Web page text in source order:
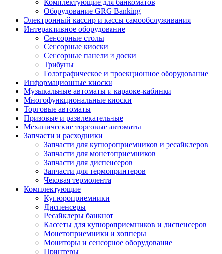
Комплектующие для банкоматов
Оборудование GRG Banking
Электронный кассир и кассы самообслуживания
Интерактивное оборудование
Сенсорные столы
Сенсорные киоски
Сенсорные панели и доски
Трибуны
Голографическое и проекционное оборудование
Информационные киоски
Музыкальные автоматы и караоке-кабинки
Многофункциональные киоски
Торговые автоматы
Призовые и развлекательные
Механические торговые автоматы
Запчасти и расходники
Запчасти для купюроприемников и ресайклеров
Запчасти для монетоприемников
Запчасти для диспенсеров
Запчасти для термопринтеров
Чековая термолента
Комплектующие
Купюроприемники
Диспенсеры
Ресайклеры банкнот
Кассеты для купюроприемников и диспенсеров
Монетоприемники и хопперы
Мониторы и сенсорное оборудование
Принтеры